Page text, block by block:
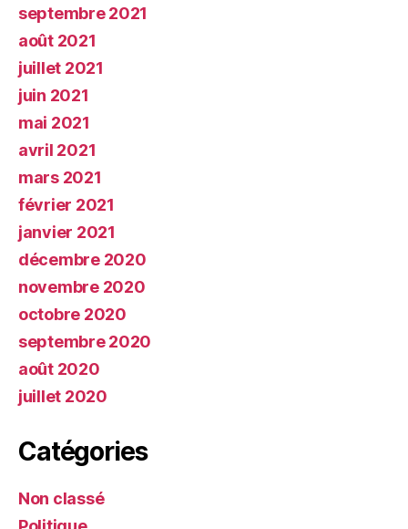
septembre 2021
août 2021
juillet 2021
juin 2021
mai 2021
avril 2021
mars 2021
février 2021
janvier 2021
décembre 2020
novembre 2020
octobre 2020
septembre 2020
août 2020
juillet 2020
Catégories
Non classé